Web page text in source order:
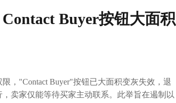
Buyer按钮大面积
，"Contact Buyer"按钮已大面积变灰失效，退
卖家仅能等待买家主动联系。此举旨在遏制以